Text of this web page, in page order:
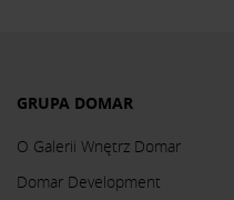
GRUPA DOMAR
O Galerii Wnętrz Domar
Domar Development